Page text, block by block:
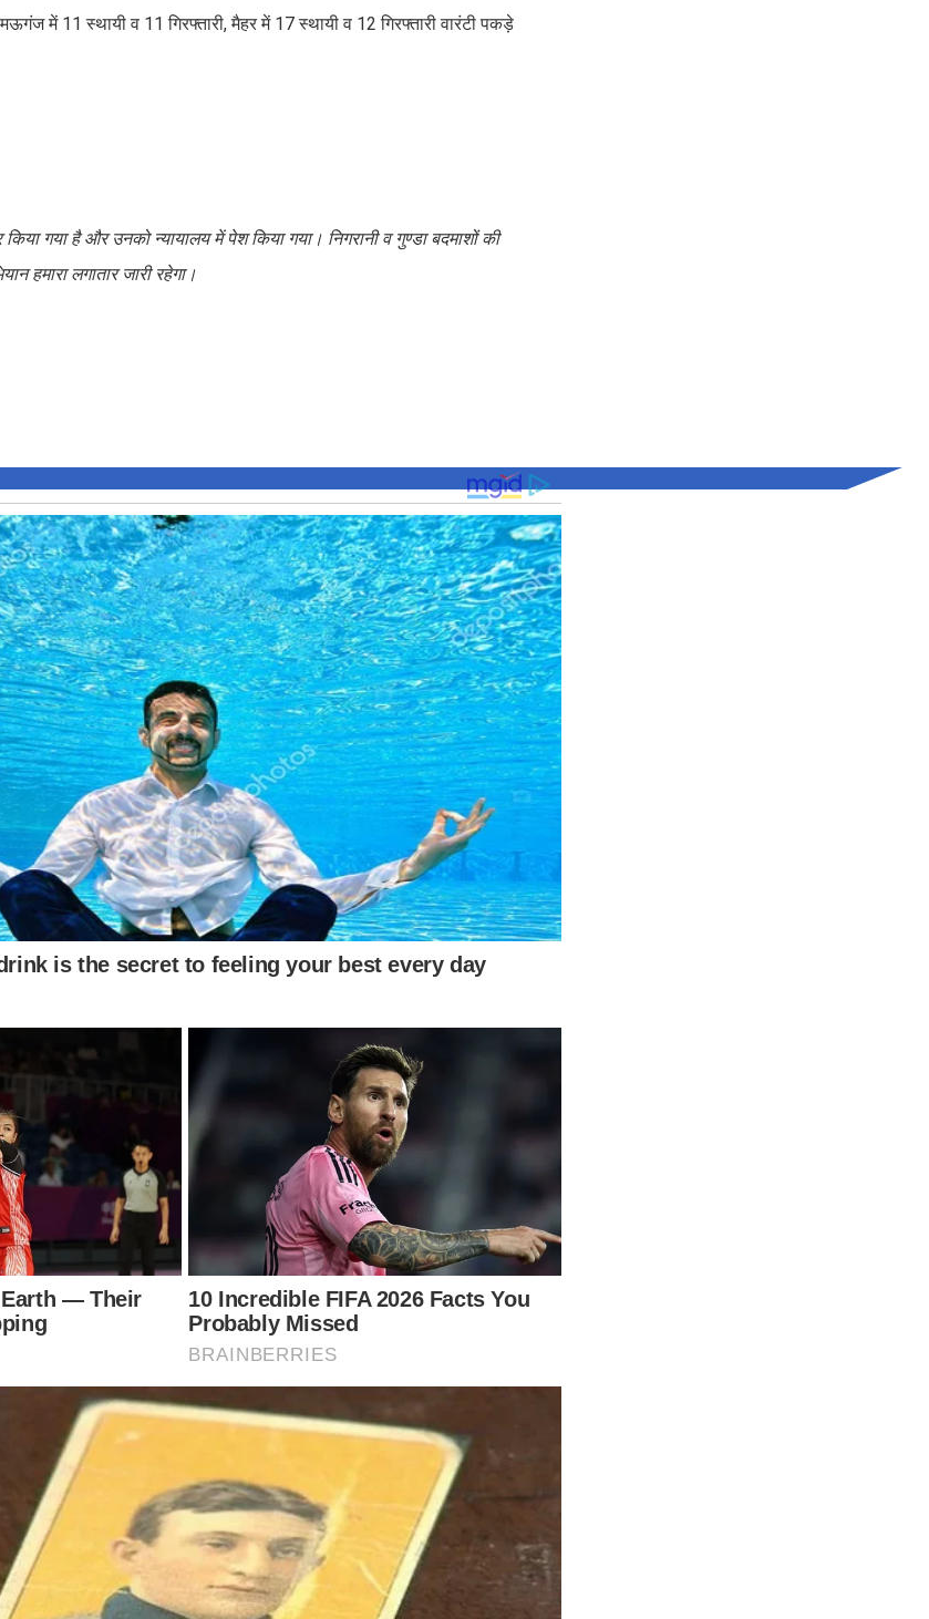
में 11 स्थायी व 11 गिरफ्तारी, मैहर में 17 स्थायी व 12 गिरफ्तारी वारंटी पकड़े
गया है और उनको न्यायालय में पेश किया गया। निगरानी व गुण्डा बदमाशों की
हमारा लगातार जारी रहेगा।